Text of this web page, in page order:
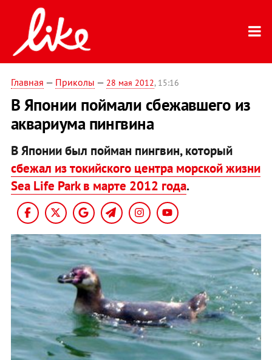
Главная — Приколы — 28 мая 2012, 15:16
В Японии поймали сбежавшего из
аквариума пингвина
В Японии был пойман пингвин, который
сбежал из токийского центра морской жизни
Sea Life Park в марте 2012 года.